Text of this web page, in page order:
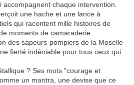
accompagnent chaque intervention.
une hache et une lance à
qui racontent mille histoires de
moments de camaraderie.
des sapeurs-pompiers de la Moselle
fierté indéniable pour tous ceux qui
? Ses mots "courage et
un mantra, une devise que ce